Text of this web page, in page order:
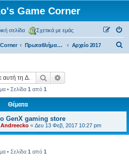
Game Corner
σελίδα Σχετικά με εμάς
Πρωταθλήματα και Τουρνουά (μη επίσημα) Αρχείο 2017
Αναζήτηση
• Σελίδα 1 από 1
Θέματα
GenX gaming store
Andreecko « Δευ 13 Φεβ, 2017 10:27 pm
• Σελίδα 1 από 1